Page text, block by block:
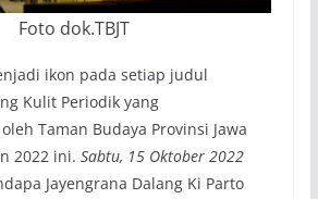
Foto dok.TBJT
ikon pada setiap judul
Kulit Periodik yang
Taman Budaya Provinsi Jawa
2022 ini. Sabtu, 15 Oktober 2022
Jayengrana Dalang Ki Parto